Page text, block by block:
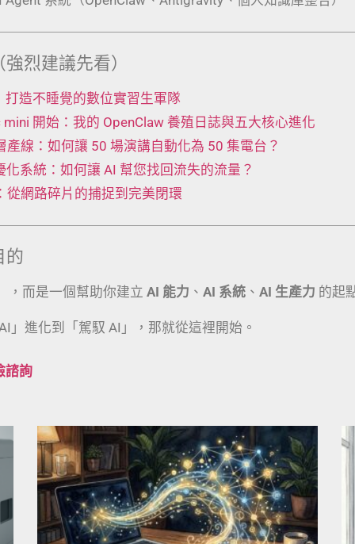
烈建議先看）
打造不睡覺的數位實習生軍隊
開始：我的 OpenClaw 養殖日誌與五大核心進化
產線：如何讓 50 場演講自動化為 50 集電台？
化系統：如何讓 AI 幫您找回流失的流量？
從網路碎片的捕捉到完美閉環
的
，而是一個幫助你建立 AI 能力 、 AI 系統 、 AI 生產力 的起
」進化到「駕馭 AI」，那就從這裡開始。
諮詢